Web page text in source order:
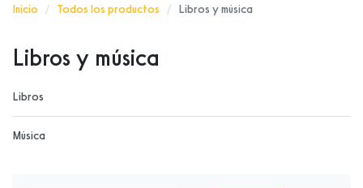
Inicio Todos los productos Libros y música
Libros y música
Libros
Música